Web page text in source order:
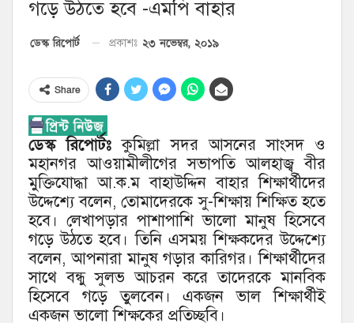
গড়ে উঠতে হবে -এমপি বাহার
ডেস্ক রিপোর্ট প্রকাশঃ ২৩ নভেম্বর, ২০১৯
Share
ডেস্ক রিপোর্টঃ কুমিল্লা সদর আসনের সাংসদ ও
মহানগর আওয়ামীলীগের সভাপতি আলহাজ্ব বীর
মুক্তিযোদ্ধা আ.ক.ম বাহাউদ্দিন বাহার শিক্ষার্থীদের
উদ্দেশ্যে বলেন, তোমাদেরকে সু-শিক্ষায় শিক্ষিত হতে
হবে। লেখাপড়ার পাশাপাশি ভালো মানুষ হিসেবে
গড়ে উঠতে হবে। তিনি এসময় শিক্ষকদের উদ্দেশ্যে
বলেন, আপনারা মানুষ গড়ার কারিগর। শিক্ষার্থীদের
সাথে বন্ধু সুলভ আচরন করে তাদেরকে মানবিক
হিসেবে গড়ে তুলবেন। একজন ভাল শিক্ষার্থীই
একজন ভালো শিক্ষকের প্রতিচ্ছবি।